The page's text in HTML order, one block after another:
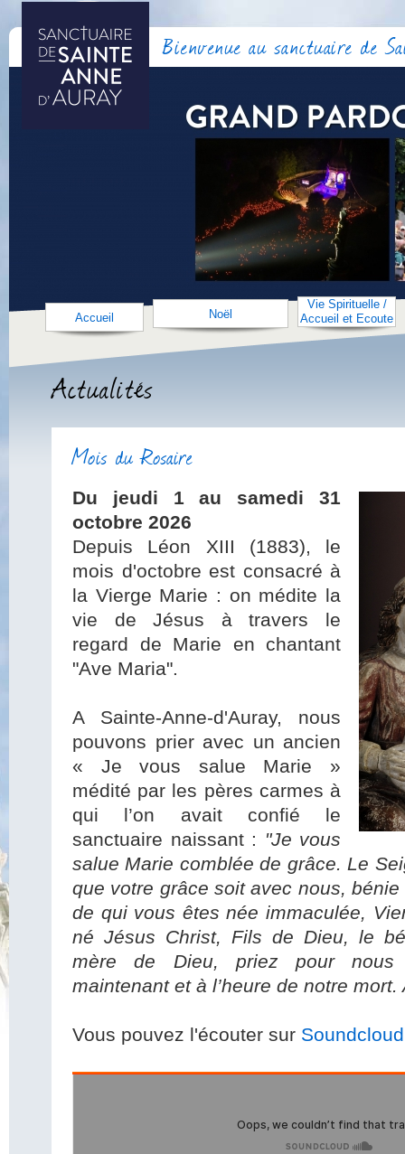
Bienvenue au sanctuaire de
Accueil Noël
Vie Spirituelle /
Accueil et Ecoute
Actualités
Mois du Rosaire
Du jeudi 1 au samedi 31
octobre 2026
Depuis Léon XIII (1883), le
mois d'octobre est consacré à
la Vierge Marie : on médite la
vie de Jésus à travers le
regard de Marie en chantant
"Ave Maria".
A Sainte-Anne-d'Auray, nous
pouvons prier avec un ancien
« Je vous salue Marie »
médité par les pères carmes à
qui l’on avait confié le
sanctuaire naissant : "Je vous
salue Marie comblée de grâce. Le
que votre grâce soit avec nous,
de qui vous êtes née immaculée,
né Jésus Christ, Fils de Dieu, le
mère de Dieu, priez pour nous
maintenant et à l’heure de notre mort.
Vous pouvez l'écouter sur Soundcloud